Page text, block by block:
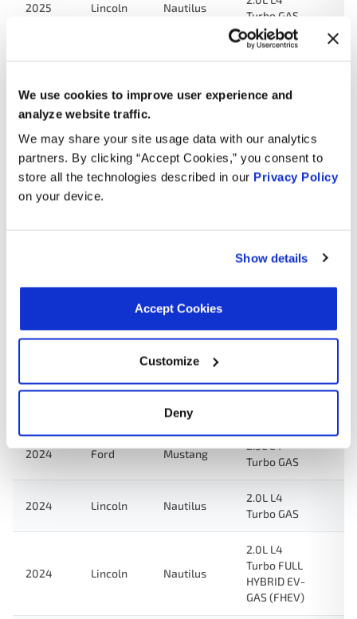
We use cookies to improve user experience and
analyze website traffic.
We may share your site usage data with our analytics
partners. By clicking “Accept Cookies,” you consent to
store all the technologies described in our Privacy Policy
on your device.
Show details
Accept Cookies
Customize
Deny
2025 Lincoln Nautilus
Turbo GAS
2.0L L4
GAS (FHEV)
2024 Lincoln Corsair
2.0L L4
2024 Ford
F-350
Super Duty
2.0L L4
E-350
Super Duty
2024 Ford Mustang
2.3L L4
Turbo GAS
2024 Lincoln Nautilus
2.0L L4
Turbo GAS
2024 Lincoln Nautilus
2.0L L4
Turbo FULL
HYBRID EV-
GAS (FHEV)